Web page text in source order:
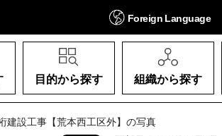
Foreign Language
目的から探す 組織から探す
建設工事【荒本西工区外】の写真